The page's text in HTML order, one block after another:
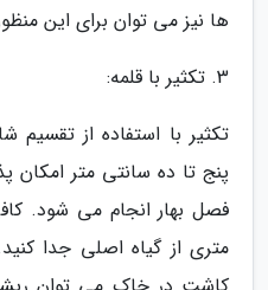
ها نیز می توان برای این
3. تکثیر با قلمه:
تکثیر با استفاده از
پنج تا ده سانتی متر امکان
فصل بهار انجام می شود.
متری از گیاه اصلی جدا